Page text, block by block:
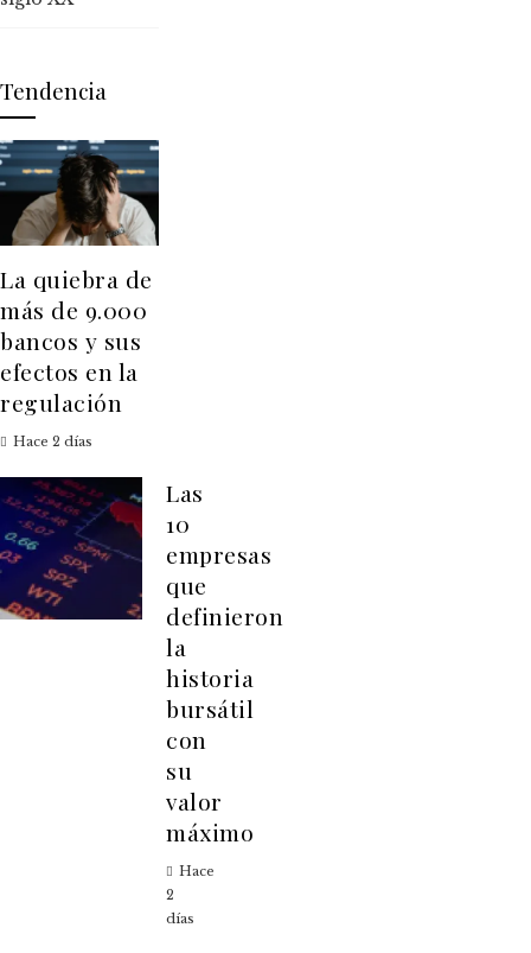
Tendencia
La quiebra de
más de 9.000
bancos y sus
efectos en la
regulación
Hace 2 días
Las
10
empresas
que
definieron
la
historia
bursátil
con
su
valor
máximo
Hace
2
días